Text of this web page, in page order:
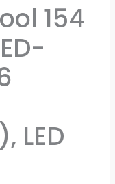
154
LED